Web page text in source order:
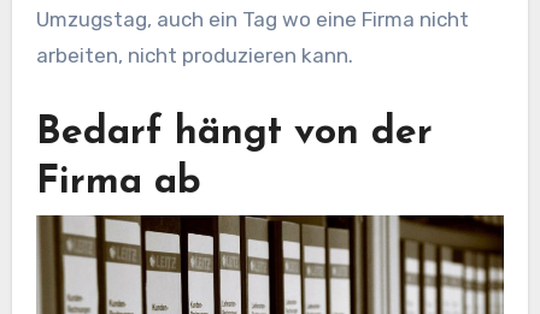
Umzugstag, auch ein Tag wo eine Firma nicht
arbeiten, nicht produzieren kann.
Bedarf hängt von der
Firma ab